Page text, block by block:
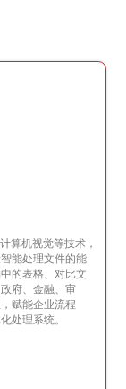
算机视觉等技术，
能处理文件的能
的表格、对比文
府、金融、审
赋能企业流程
处理系统。